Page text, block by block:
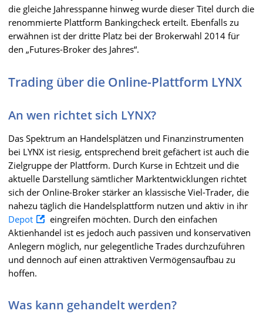
die gleiche Jahresspanne hinweg wurde dieser Titel durch die
renommierte Plattform Bankingcheck erteilt. Ebenfalls zu
erwähnen ist der dritte Platz bei der Brokerwahl 2014 für
den „Futures-Broker des Jahres“.
Trading über die Online-Plattform LYNX
An wen richtet sich LYNX?
Das Spektrum an Handelsplätzen und Finanzinstrumenten
bei LYNX ist riesig, entsprechend breit gefächert ist auch die
Zielgruppe der Plattform. Durch Kurse in Echtzeit und die
aktuelle Darstellung sämtlicher Marktentwicklungen richtet
sich der Online-Broker stärker an klassische Viel-Trader, die
nahezu täglich die Handelsplattform nutzen und aktiv in ihr
Depot
eingreifen möchten. Durch den einfachen
Aktienhandel ist es jedoch auch passiven und konservativen
Anlegern möglich, nur gelegentliche Trades durchzuführen
und dennoch auf einen attraktiven Vermögensaufbau zu
hoffen.
Was kann gehandelt werden?